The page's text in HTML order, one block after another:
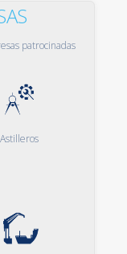
patrocinadas
Astilleros